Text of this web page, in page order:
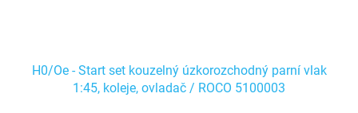
H0/Oe - Start set kouzelný úzkorozchodný parní vlak
1:45, koleje, ovladač / ROCO 5100003